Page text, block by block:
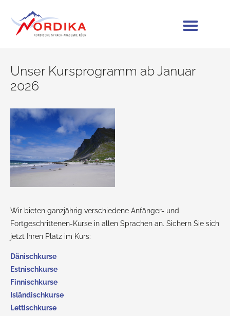
Unser Kursprogramm ab Januar
2026
Wir bieten ganzjährig verschiedene Anfänger- und
Fortgeschrittenen-Kurse in allen Sprachen an. Sichern Sie sich
jetzt Ihren Platz im Kurs:
Dänischkurse
Estnischkurse
Finnischkurse
Isländischkurse
Lettischkurse